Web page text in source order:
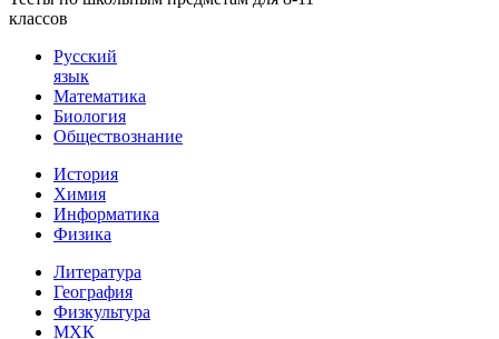
классов
Русский
язык
Математика
Биология
Обществознание
История
Химия
Информатика
Физика
Литература
География
Физкультура
МХК